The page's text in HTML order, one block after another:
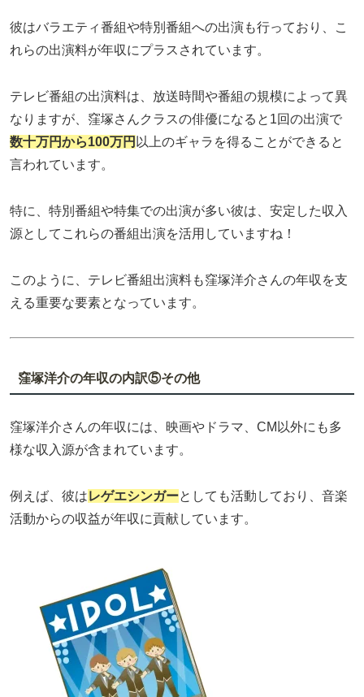
彼はバラエティ番組や特別番組への出演も行っており、こ
れらの出演料が年収にプラスされています。
テレビ番組の出演料は、放送時間や番組の規模によって異
なりますが、窪塚さんクラスの俳優になると1回の出演で
数十万円から100万円 以上のギャラを得ることができると
言われています。
特に、特別番組や特集での出演が多い彼は、安定した収入
源としてこれらの番組出演を活用していますね！
このように、テレビ番組出演料も窪塚洋介さんの年収を支
える重要な要素となっています。
窪塚洋介の年収の内訳⑤その他
窪塚洋介さんの年収には、映画やドラマ、CM以外にも多
様な収入源が含まれています。
例えば、彼はレゲエシンガーとしても活動しており、音楽
活動からの収益が年収に貢献しています。